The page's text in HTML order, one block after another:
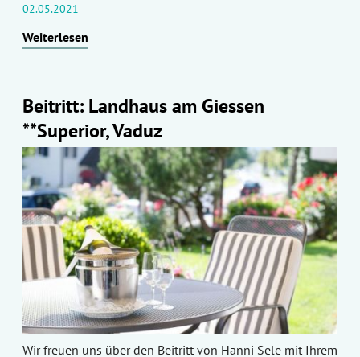
02.05.2021
Weiterlesen
Beitritt: Landhaus am Giessen
**Superior, Vaduz
Wir freuen uns über den Beitritt von Hanni Sele mit Ihrem